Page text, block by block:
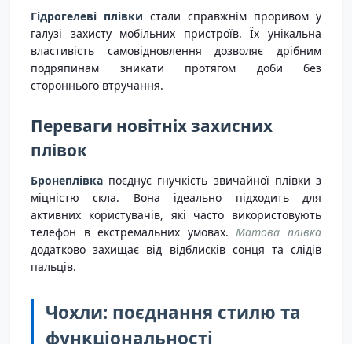
Гідрогелеві плівки стали справжнім проривом у
галузі захисту мобільних пристроїв. Їх унікальна
властивість самовідновлення дозволяє дрібним
подряпинам зникати протягом доби без
стороннього втручання.
Переваги новітніх захисних
плівок
Бронеплівка поєднує гнучкість звичайної плівки з
міцністю скла. Вона ідеально підходить для
активних користувачів, які часто використовують
телефон в екстремальних умовах. Матова плівка
додатково захищає від відблисків сонця та слідів
пальців.
Чохли: поєднання стилю та
функціональності